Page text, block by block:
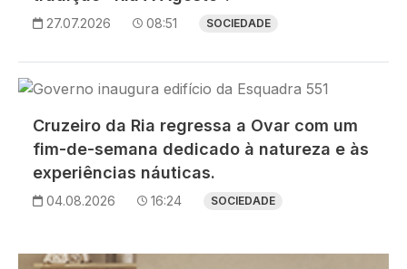
27.07.2026 08:51 SOCIEDADE
Imagem
Cruzeiro da Ria regressa a Ovar com um
fim-de-semana dedicado à natureza e às
experiências náuticas.
04.08.2026 16:24 SOCIEDADE